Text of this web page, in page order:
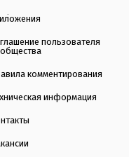
пользователя
комментирования
информация